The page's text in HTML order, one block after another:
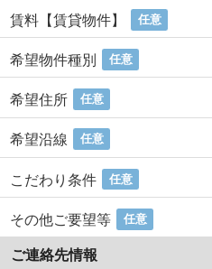
賃料【賃貸物件】 任意
希望物件種別 任意
希望住所 任意
希望沿線 任意
こだわり条件 任意
その他ご要望等 任意
ご連絡先情報